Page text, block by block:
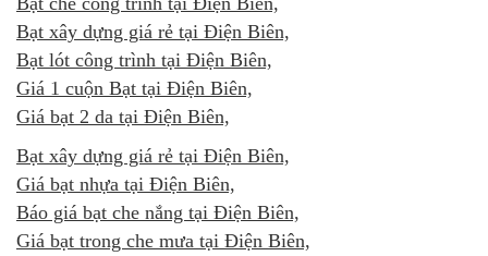
Bạt xây dựng giá rẻ tại Điện Biên,
Bạt lót công trình tại Điện Biên,
Giá 1 cuộn Bạt tại Điện Biên,
Giá bạt 2 da tại Điện Biên,
Bạt xây dựng giá rẻ tại Điện Biên,
Giá bạt nhựa tại Điện Biên,
Báo giá bạt che nắng tại Điện Biên,
Giá bạt trong che mưa tại Điện Biên,